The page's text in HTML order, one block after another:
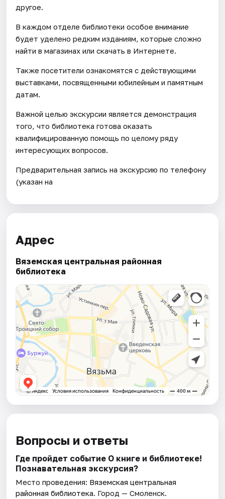
другое.
В каждом отделе библиотеки особое внимание
будет уделено редким изданиям, которые сложно
найти в магазинах или скачать в Интернете.
Также посетители ознакомятся с действующими
выставками, посвященными юбилейным и памятным
датам.
Важной целью экскурсии является демонстрация
того, что библиотека готова оказать
квалифицированную помощь по целому ряду
интересующих вопросов.
Предварительная запись на экскурсию по телефону
(указан на
Адрес
Вяземская центральная районная
библиотека
Вопросы и ответы
Где пройдет событие О книге и библиотеке!
Познавательная экскурсия?
Место проведения: Вяземская центральная
районная библиотека. Город — Смоленск.